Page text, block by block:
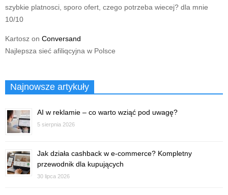
szybkie platnosci, sporo ofert, czego potrzeba wiecej? dla mnie
10/10
Kartosz on Conversand
Najlepsza sieć afiliqcyjna w Polsce
Najnowsze artykuły
AI w reklamie – co warto wziąć pod uwagę?
5 sierpnia 2026
Jak działa cashback w e-commerce? Kompletny
przewodnik dla kupujących
30 lipca 2026